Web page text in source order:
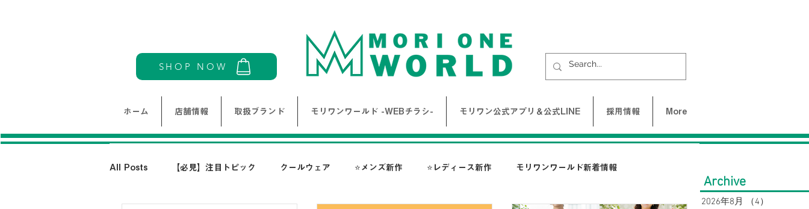
SHOP NOW
ホーム 店舗情報 取扱ブランド モリワンワールド -WEBチラシ- モリワン公式アプリ＆公式LINE 採用情報 More
All Posts 【必見】注目トピック クールウェア ⭐メンズ新作 ⭐レディース新作 モリワンワールド新着情報
Archive
2026年8月 （4）